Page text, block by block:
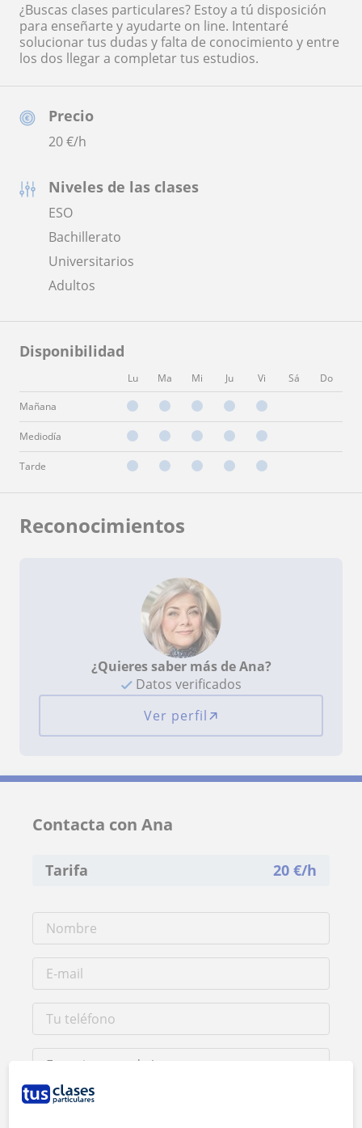
Precio
20€/h
Niveles de las clases
ESO
Bachillerato
Universitarios
Adultos
Disponibilidad
Lu Ma Mi Ju Vi Sá Do
Mañana
Mediodía
Tarde
¿Buscas clases particulares? Estoy a tú disposición
para enseñarte y ayudarte on line. Intentaré
solucionar tus dudas y falta de conocimiento y entre
los dos llegar a completar tus estudios.
Reconocimientos
¿Quieres saber más de Ana?
Datos verificados
Ver perfil
Contacta con Ana
Tarifa 20 €/h